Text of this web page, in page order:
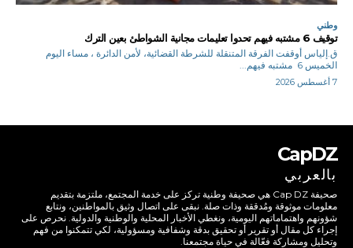
وطني
توقيف 6 مشتبه فيهم تحدوا تعليمات مجانية الشواطئ بعين الترك
ق.إلياس أوقفت الفرقة المتنقلة للشرطة القضائية، لأمن الدائرة ، مساء اليوم
الخميس 6 مشتبه فيهم...
7 أغسطس 2026
CapDZ
بالعربي
صحيفة Cap DZ هي صحيفة وطنية تركز على خدمة المجتمع، ملتزمة بتقديم
معلومات موثوقة ومُدققة وذات صلة. نبقى على اتصال وثيق بالمواطنين، ونتابع
شؤونهم واهتماماتهم اليومية، ونغطي الأخبار المحلية والوطنية والدولية. نحرص على
إجراء كل مقال أو تقرير أو تحقيق بدقة وشفافية ومسؤولية، لكي تتمكنوا من فهم
وتحليل ومشاركة فعّالة في حياة مجتمعنا.